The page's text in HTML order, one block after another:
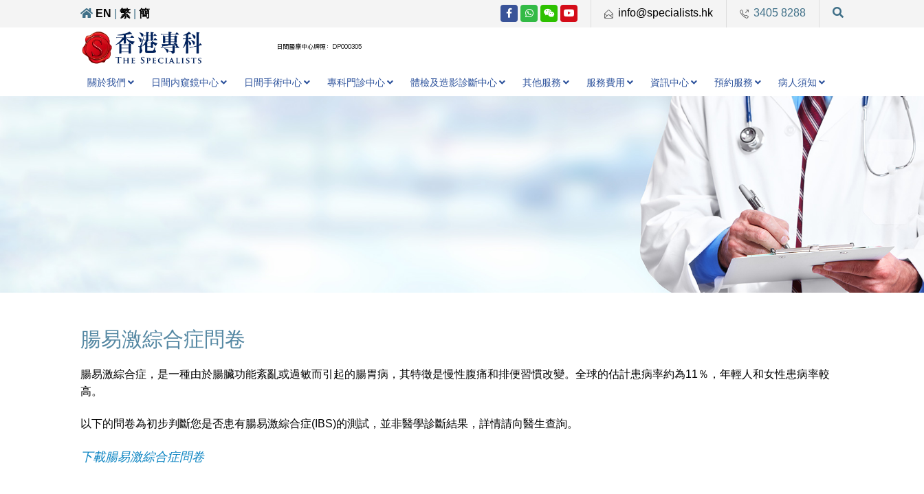
EN 繁 簡 info@specialists.hk 3405 8288
日間醫療中心牌照：DP000305
關於我們 日間内窺鏡中心 日間手術中心 專科門診中心 體檢及造影診斷中心 其他服務 服務費用 資訊中心 預約服務 病人須知
腸易激綜合症問卷
腸易激綜合症，是一種由於腸臟功能紊亂或過敏而引起的腸胃病，其特徵是慢性腹痛和排便習慣改變。全球的估計患病率約為11％，年輕人和女性患病率較
高。
以下的問卷為初步判斷您是否患有腸易激綜合症(IBS)的測試，並非醫學診斷結果，詳情請向醫生查詢。
下載腸易激綜合症問卷